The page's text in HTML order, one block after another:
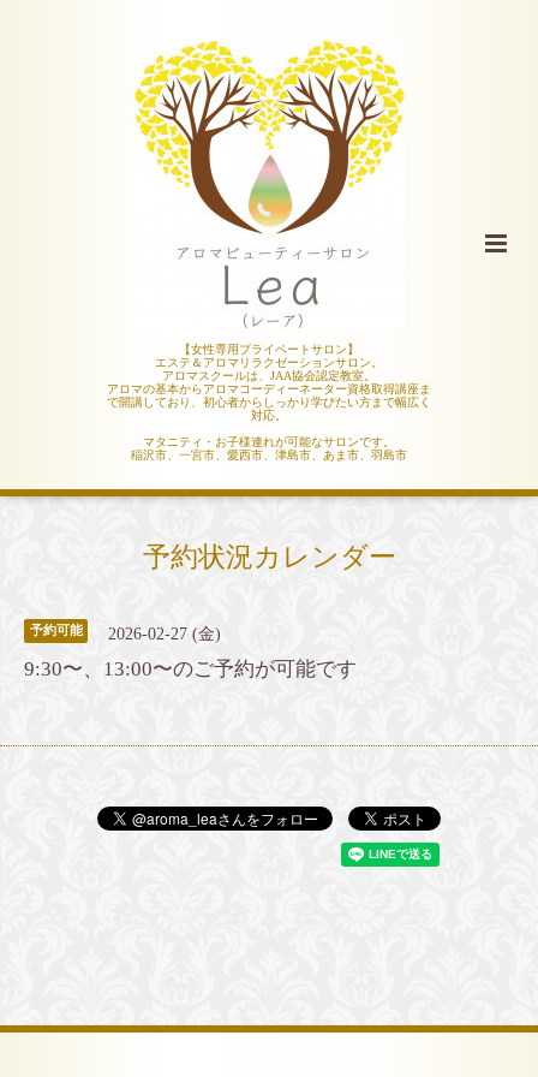
【女性専用プライベートサロン】
エステ＆アロマリラクゼーションサロン。
アロマスクールは、JAA協会認定教室。
アロマの基本からアロマコーディーネーター資格取得講座ま
で開講しており、初心者からしっかり学びたい方まで幅広く
対応。
マタニティ・お子様連れが可能なサロンです。
稲沢市、一宮市、愛西市、津島市、あま市、羽島市
予約状況カレンダー
予約可能 2026-02-27 (金)
9:30〜、13:00〜のご予約が可能です